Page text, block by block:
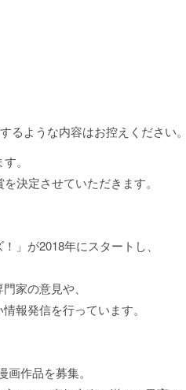
ような内容はお控えください。
。
決定させていただきます。
」が2018年にスタートし、
家の意見や、
報発信を行っています。
作品を募集。